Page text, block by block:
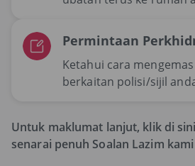
Permintaan
Ketahui cara
berkaitan polisi/sijil
Untuk maklumat lanjut, klik di
senarai penuh Soalan Lazim kami